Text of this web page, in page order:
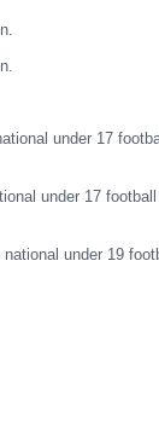
under 17
under 17
under 19